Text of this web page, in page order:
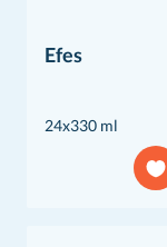
Efes
24x330 ml